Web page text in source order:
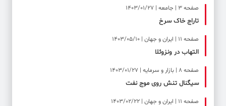
صفحه ۳ | جامعه | 1403/01/27
تاراج خاک‌ سرخ
صفحه ۱۱ | ایران و جهان | 1403/05/10
التهاب در ونزوئلا
صفحه ۸ | بازار و سرمایه | 1403/01/27
سیگنال تنش روی موج نفت
صفحه ۱۱ | ایران و جهان | 1403/02/22